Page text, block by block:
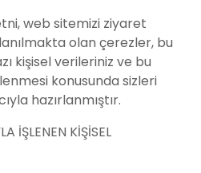
web sitemizi ziyaret
olan çerezler, bu
kişisel verileriniz ve bu
konusunda sizleri
hazırlanmıştır.
İŞLENEN KİŞİSEL